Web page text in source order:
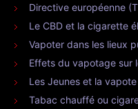
Directive européenne
Le CBD et la cigarette
Vapoter dans les lieux
Effets du vapotage sur
Les Jeunes et la vapote
Tabac chauffé ou